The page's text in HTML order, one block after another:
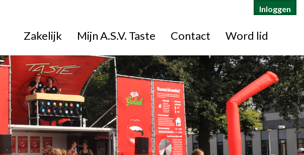
Inloggen
Zakelijk Mijn A.S.V. Taste Contact Word lid